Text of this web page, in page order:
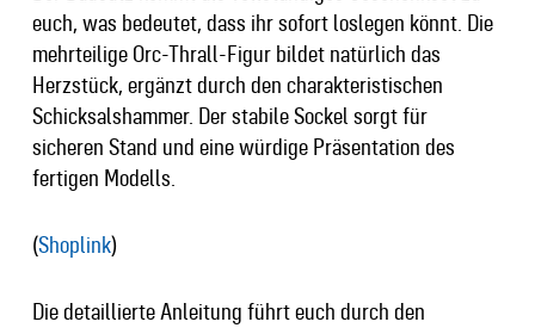
euch, was bedeutet, dass ihr sofort loslegen könnt. Die
mehrteilige Orc-Thrall-Figur bildet natürlich das
Herzstück, ergänzt durch den charakteristischen
Schicksalshammer. Der stabile Sockel sorgt für
sicheren Stand und eine würdige Präsentation des
fertigen Modells.
(Shoplink)
Die detaillierte Anleitung führt euch durch den